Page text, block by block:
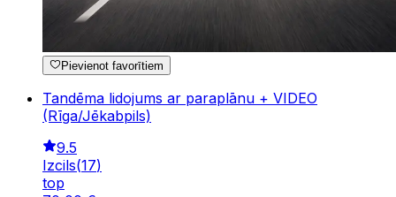
Pievienot favorītiem
Tandēma lidojums ar paraplānu + VIDEO
(Rīga/Jēkabpils)
9.5
Izcils(17)
top